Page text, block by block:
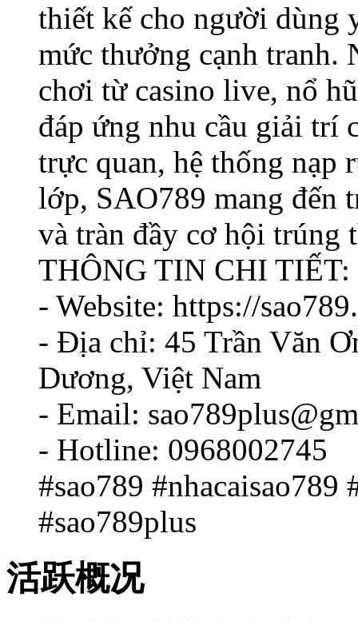
thiết kế cho người dùng
mức thưởng cạnh tranh.
chơi từ casino live, nổ
đáp ứng nhu cầu giải trí
trực quan, hệ thống nạp
lớp, SAO789 mang đến
và tràn đầy cơ hội trúng
THÔNG TIN CHI TIẾT:
- Website: https://
- Địa chỉ: 45 Trần Văn
Dương, Việt Nam
- Email:
- Hotline: 0968002745
#sao789 #nhacaisao789
#sao789plus
活跃概况